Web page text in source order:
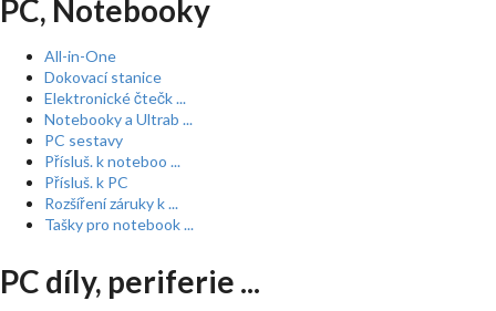
PC, Notebooky
All-in-One
Dokovací stanice
Elektronické čtečk ...
Notebooky a Ultrab ...
PC sestavy
Přísluš. k noteboo ...
Přísluš. k PC
Rozšíření záruky k ...
Tašky pro notebook ...
PC díly, periferie ...